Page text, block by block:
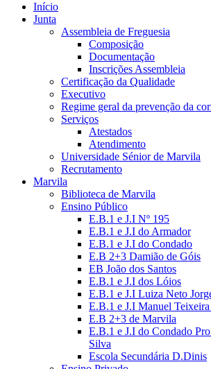
Início
Junta
Assembleia de Freguesia
Composição
Documentação
Inscrições Assembleia
Certificação da Qualidade
Executivo
Regime geral da prevenção da
Serviços
Atestados
Atendimento
Universidade Sénior de Marvila
Recrutamento
Marvila
Biblioteca de Marvila
Ensino Público
E.B.1 e J.I Nº 195
E.B.1 e J.I do Armador
E.B.1 e J.I do Condado
E.B 2+3 Damião de Góis
EB João dos Santos
E.B.1 e J.I dos Lóios
E.B.1 e J.I Luiza Neto
E.B.1 e J.I Manuel
E.B 2+3 de Marvila
E.B.1 e J.I do Condado
Silva
Escola Secundária D.Dinis